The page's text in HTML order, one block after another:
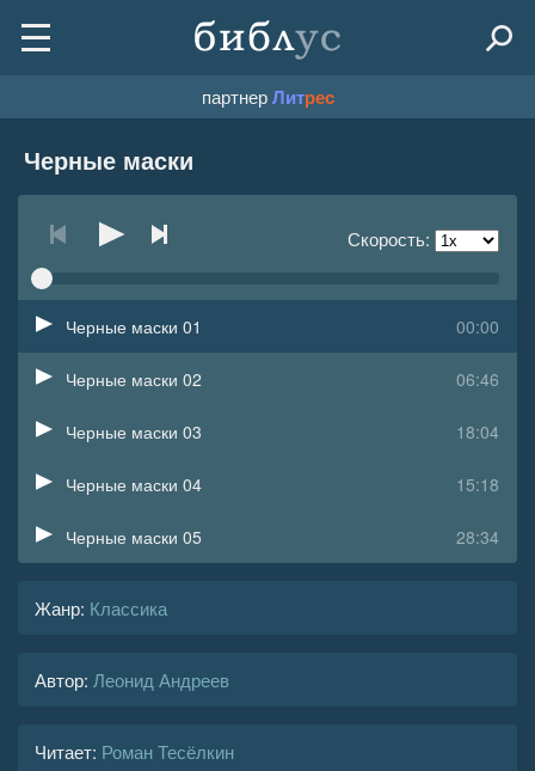
партнерЛитрес
Черные маски
Скорость:
00:00
Черные маски 01
06:46
Черные маски 02
18:04
Черные маски 03
15:18
Черные маски 04
28:34
Черные маски 05
Жанр: Классика
Автор: Леонид Андреев
Читает: Роман Тесёлкин